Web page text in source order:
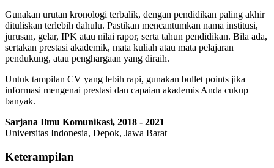
Gunakan urutan kronologi terbalik, dengan pendidikan paling akhir
dituliskan terlebih dahulu. Pastikan mencantumkan nama institusi,
jurusan, gelar, IPK atau nilai rapor, serta tahun pendidikan. Bila ada,
sertakan prestasi akademik, mata kuliah atau mata pelajaran
pendukung, atau penghargaan yang diraih.
Untuk tampilan CV yang lebih rapi, gunakan bullet points jika
informasi mengenai prestasi dan capaian akademis Anda cukup
banyak.
Sarjana Ilmu Komunikasi, 2018 - 2021
Universitas Indonesia, Depok, Jawa Barat
Keterampilan